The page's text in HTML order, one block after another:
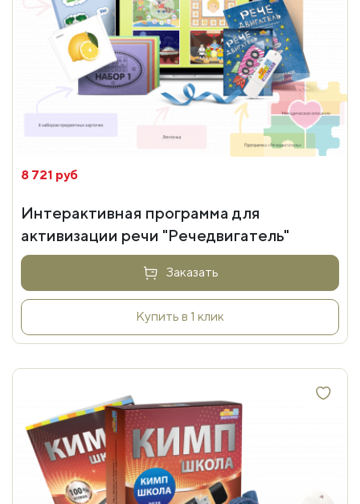
8 721 руб
Интерактивная программа для
активизации речи "Речедвигатель"
Заказать
Купить в 1 клик